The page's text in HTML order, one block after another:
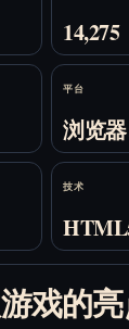
14,275
平台
浏览
技术
戏的